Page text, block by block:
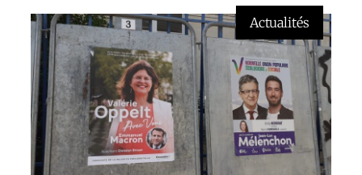
Actualités